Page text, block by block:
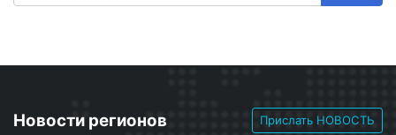
Новости регионов Прислать НОВОСТЬ